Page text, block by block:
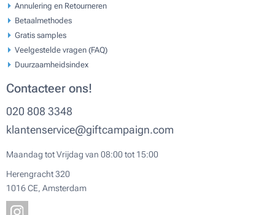
Annulering en Retourneren
Betaalmethodes
Gratis samples
Veelgestelde vragen (FAQ)
Duurzaamheidsindex
Contacteer ons!
020 808 3348
klantenservice@giftcampaign.com
Maandag tot Vrijdag van 08:00 tot 15:00
Herengracht 320
1016 CE, Amsterdam